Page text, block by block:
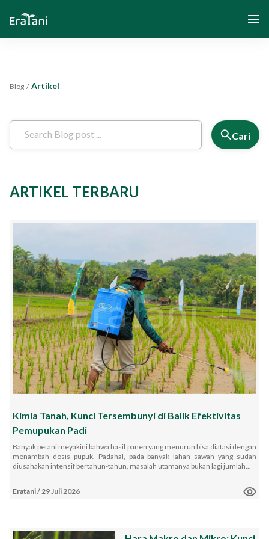
Komunitas dan Program
Yayasan Segenggam Beras
Impact Report
Karir
ID EN
Blog / Artikel
Cari
ARTIKEL TERBARU
Kimia Tanah, Kunci Tersembunyi di Balik Efektivitas
Pemupukan Padi
Banyak petani meyakini bahwa hasil panen yang menurun bisa diatasi dengan
menambah dosis pupuk. Padahal, pada banyak lahan sawah yang sudah
diusahakan intensif bertahun-tahun, masalah utamanya bukan lagi jumlah...
Eratani/29 Juli 2026